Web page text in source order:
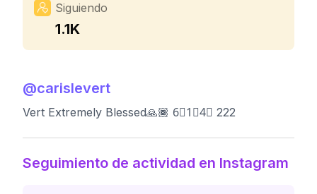
Siguiendo
1.1K
@carislevert
Vert Extremely Blessed🙏🏾 6⃣1⃣4⃣ 222
Seguimiento de actividad en Instagram